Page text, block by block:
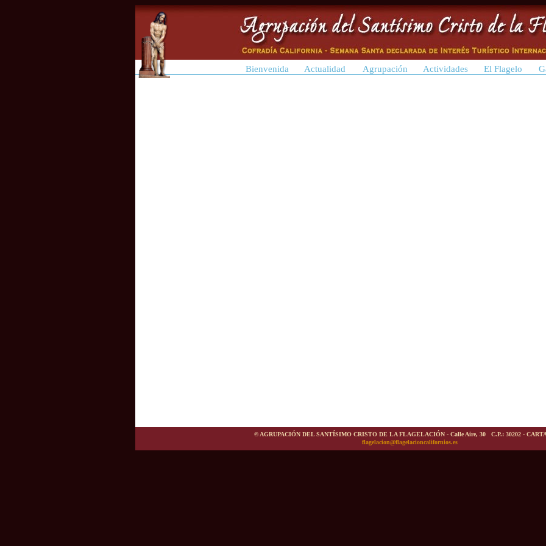
Bienvenida Actualidad Agrupación Actividades El Flagelo
© AGRUPACIÓN DEL SANTÍSIMO CRISTO DE LA FLAGELACIÓN - Calle Aire, 30 C.P.: 30202 -
flagelacion@flagelacioncalifornios.es